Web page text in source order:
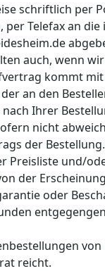
schriftlich per
per Telefax an
auch, wenn
kommt
an den
Ihrer
nicht
der Bestellung.
Preisliste und/
der
oder
reicht.